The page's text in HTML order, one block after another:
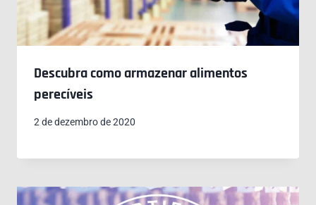
Descubra como armazenar alimentos
perecíveis
2 de dezembro de 2020